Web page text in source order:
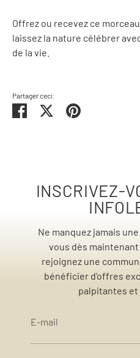
Offrez ou recevez ce
laissez la nature célébrer
de la vie.
Partager ceci:
PartagerTweeterÉpingler
INSCRIVEZ-
Ne manquez jamais
vous dès
rejoignez une
bénéficier d'offres
palpitantes et
E-mail